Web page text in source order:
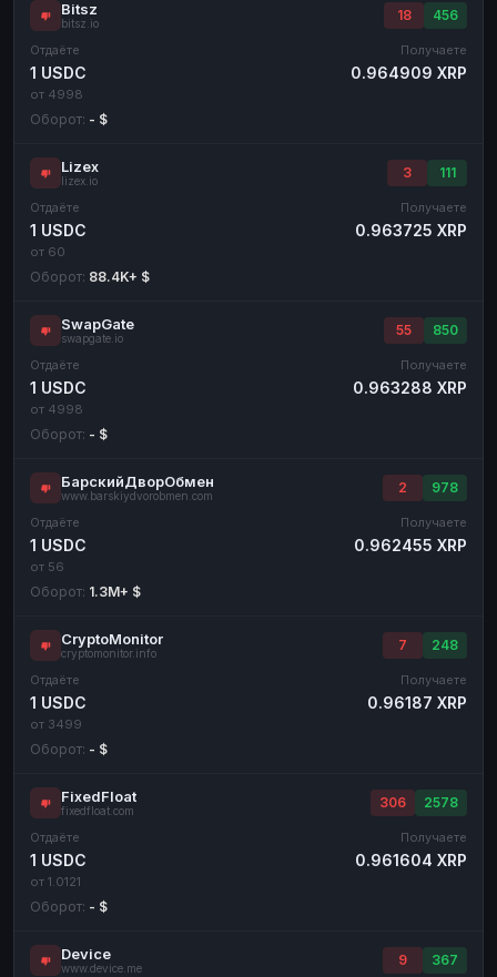
Bitsz
bitsz.io
18 456
Отдаёте
1 USDC
от 4998
Получаете
0.964909 XRP
Оборот: - $
Lizex
lizex.io
3 111
Отдаёте
1 USDC
от 60
Получаете
0.963725 XRP
Оборот: 88.4K+ $
SwapGate
swapgate.io
55 850
Отдаёте
1 USDC
от 4998
Получаете
0.963288 XRP
Оборот: - $
БарскийДворОбмен
www.barskiydvorobmen.com
2 978
Отдаёте
1 USDC
от 56
Получаете
0.962455 XRP
Оборот: 1.3M+ $
CryptoMonitor
cryptomonitor.info
7 248
Отдаёте
1 USDC
от 3499
Получаете
0.96187 XRP
Оборот: - $
FixedFloat
fixedfloat.com
306 2578
Отдаёте
1 USDC
от 1.0121
Получаете
0.961604 XRP
Оборот: - $
Device
www.device.me
9 367